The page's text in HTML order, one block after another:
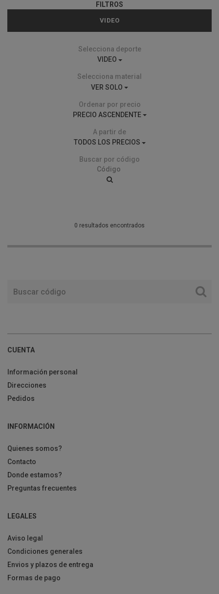
FILTROS
VIDEO
Selecciona deporte
VIDEO
Selecciona material
VER SOLO
Ordenar por precio
PRECIO ASCENDENTE
A partir de
TODOS LOS PRECIOS
Buscar por código
0 resultados encontrados
CUENTA
Información personal
Direcciones
Pedidos
INFORMACIÓN
Quienes somos?
Contacto
Donde estamos?
Preguntas frecuentes
LEGALES
Aviso legal
Condiciones generales
Envios y plazos de entrega
Formas de pago